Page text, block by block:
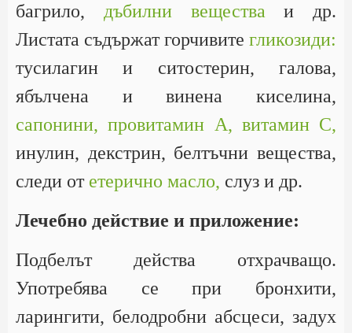
багрило, дъбилни вещества и др.
Листата съдържат горчивите гликозиди:
тусилагин и ситостерин, галова,
ябълчена и винена киселина,
сапонини, провитамин А, витамин С,
инулин, декстрин, белтъчни вещества,
следи от етерично масло, слуз и др.
Лечебно действие и приложение:
Подбелът действа отхрачващо.
Употребява се при бронхити,
ларингити, белодробни абсцеси, задух